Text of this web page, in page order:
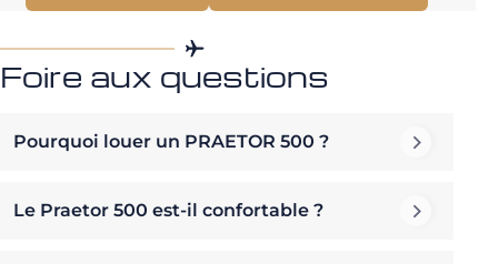
Foire aux questions
Pourquoi louer un PRAETOR 500 ?
Le Praetor 500 est-il confortable ?